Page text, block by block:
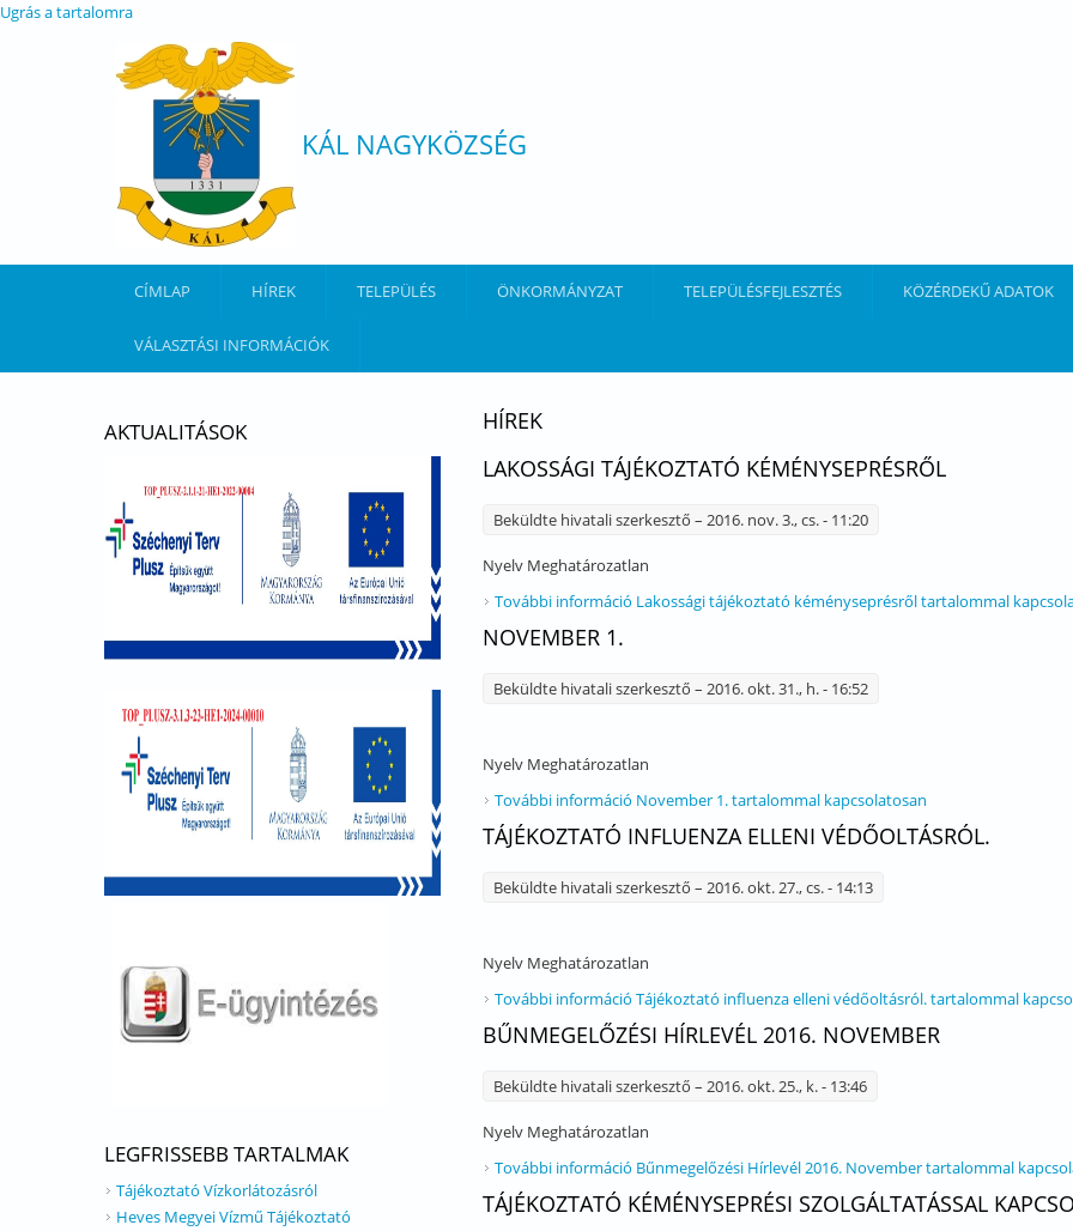
Ugrás a tartalomra
KÁL NAGYKÖZSÉG
CÍMLAP HÍREK TELEPÜLÉS ÖNKORMÁNYZAT TELEPÜLÉSFEJLESZTÉS KÖZÉRDEKŰ ADATOK
VÁLASZTÁSI INFORMÁCIÓK
HÍREK
LAKOSSÁGI TÁJÉKOZTATÓ KÉMÉNYSEPRÉSRŐL
Beküldte hivatali szerkesztő – 2016. nov. 3., cs. - 11:20
Nyelv Meghatározatlan
További információ Lakossági tájékoztató kéményseprésről tartalommal
NOVEMBER 1.
Beküldte hivatali szerkesztő – 2016. okt. 31., h. - 16:52
Nyelv Meghatározatlan
További információ November 1. tartalommal kapcsolatosan
TÁJÉKOZTATÓ INFLUENZA ELLENI VÉDŐOLTÁSRÓL.
Beküldte hivatali szerkesztő – 2016. okt. 27., cs. - 14:13
Nyelv Meghatározatlan
További információ Tájékoztató influenza elleni védőoltásról. tartalommal
BŰNMEGELŐZÉSI HÍRLEVÉL 2016. NOVEMBER
Beküldte hivatali szerkesztő – 2016. okt. 25., k. - 13:46
Nyelv Meghatározatlan
További információ Bűnmegelőzési Hírlevél 2016. November tartalommal
TÁJÉKOZTATÓ KÉMÉNYSEPRÉSI SZOLGÁLTATÁSSAL
AKTUALITÁSOK
LEGFRISSEBB TARTALMAK
Tájékoztató Vízkorlátozásról
Heves Megyei Vízmű Tájékoztató